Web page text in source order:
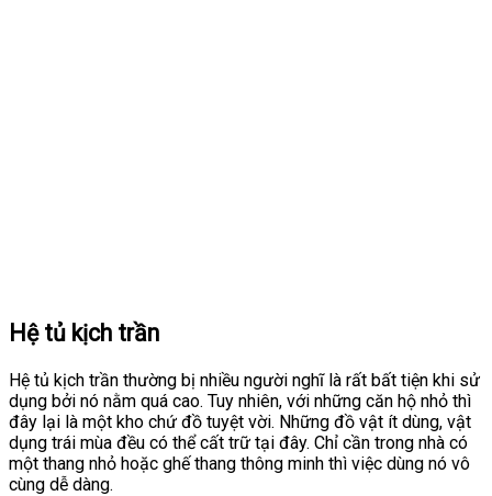
Hệ tủ kịch trần
Hệ tủ kịch trần thường bị nhiều người nghĩ là rất bất tiện khi sử
dụng bởi nó nằm quá cao. Tuy nhiên, với những căn hộ nhỏ thì
đây lại là một kho chứ đồ tuyệt vời. Những đồ vật ít dùng, vật
dụng trái mùa đều có thể cất trữ tại đây. Chỉ cần trong nhà có
một thang nhỏ hoặc ghế thang thông minh thì việc dùng nó vô
cùng dễ dàng.